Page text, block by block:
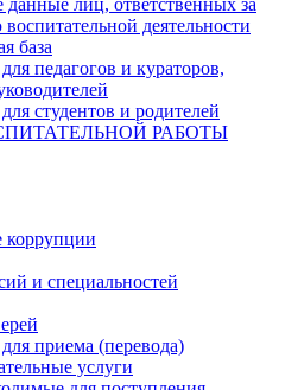
деятельности
база
педагогов и кураторов,
студентов и родителей
РАБОТЫ
коррупции
и специальностей
приема (перевода)
услуги